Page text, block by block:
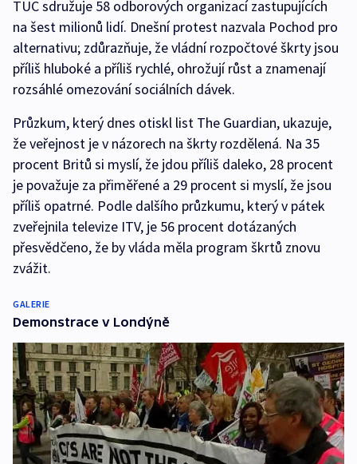
TUC sdružuje 58 odborových organizací zastupujících
na šest milionů lidí. Dnešní protest nazvala Pochod pro
alternativu; zdůrazňuje, že vládní rozpočtové škrty jsou
příliš hluboké a příliš rychlé, ohrožují růst a znamenají
rozsáhlé omezování sociálních dávek.
Průzkum, který dnes otiskl list The Guardian, ukazuje,
že veřejnost je v názorech na škrty rozdělená. Na 35
procent Britů si myslí, že jdou příliš daleko, 28 procent
je považuje za přiměřené a 29 procent si myslí, že jsou
příliš opatrné. Podle dalšího průzkumu, který v pátek
zveřejnila televize ITV, je 56 procent dotázaných
přesvědčeno, že by vláda měla program škrtů znovu
zvážit.
GALERIE
Demonstrace v Londýně